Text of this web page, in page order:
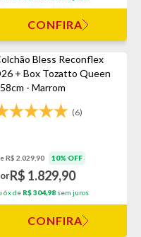
CONFIRA
Bless Reconflex
+ Box Tozatto Queen
- Marrom
(6)
R$ 2.029,90 10% OFF
R$ 1.829,90
6x de R$ 304,98 sem juros
CONFIRA